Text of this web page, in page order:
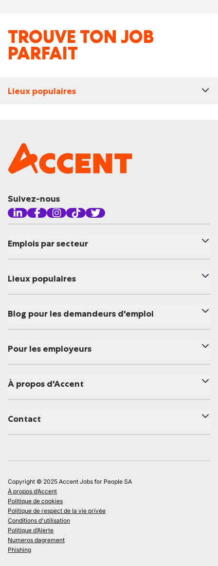
TROUVE TON JOB
PARFAIT
Lieux populaires
Suivez-nous
Emplois par secteur
Lieux populaires
Blog pour les demandeurs d'emploi
Pour les employeurs
À propos d'Accent
Contact
Copyright © 2025 Accent Jobs for People SA
À propos d’Accent
Politique de cookies
Politique de respect de la vie privée
Conditions d'utilisation
Politique d’Alerte
Numeros dagrement
Phishing